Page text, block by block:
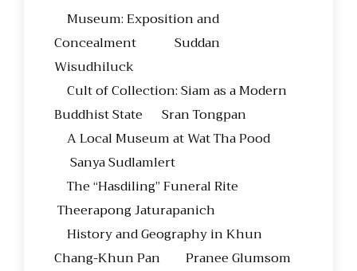
Museum: Exposition and
Concealment Suddan
Wisudhiluck
Cult of Collection: Siam as a Modern
Buddhist State Sran Tongpan
A Local Museum at Wat Tha Pood
Sanya Sudlamlert
The “Hasdiling” Funeral Rite
Theerapong Jaturapanich
History and Geography in Khun
Chang-Khun Pan Pranee Glumsom